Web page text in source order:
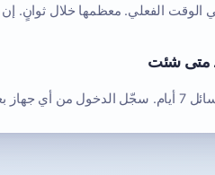
الفعلي. معظمها خلال ثوانٍ. إن
— رسائلك ستبقى هناك.